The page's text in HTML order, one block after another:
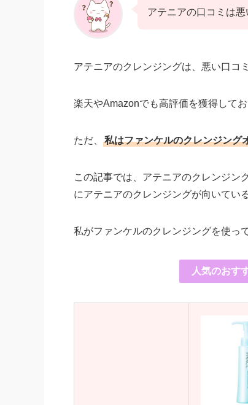
アテニアの口コミは
アテニアのクレンジングは、悪い口コ
楽天やAmazonでも高評価を獲得して
ただ、 私はファンケルのクレンジング
この記事では、アテニアのクレンジン
にアテニアのクレンジングが向いてい
私がファンケルのクレンジングを使っ
人気のおす